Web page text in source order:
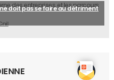
doit pas se faire au détriment
des entreprises, et les parcours